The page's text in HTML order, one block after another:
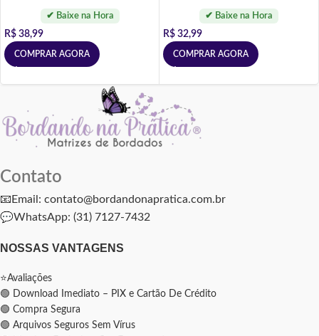
R$ 38,99
COMPRAR AGORA
R$ 32,99
COMPRAR AGORA
Contato
📧Email: contato@bordandonapratica.com.br
💬WhatsApp: (31) 7127-7432
NOSSAS VANTAGENS
⭐Avaliações
🟢 Download Imediato – PIX e Cartão De Crédito
🟢 Compra Segura
🟢 Arquivos Seguros Sem Vírus